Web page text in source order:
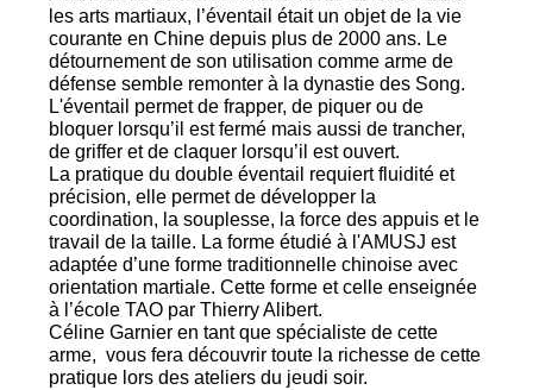
les arts martiaux, l’éventail était un objet de la vie
courante en Chine depuis plus de 2000 ans. Le
détournement de son utilisation comme arme de
défense semble remonter à la dynastie des Song.
L'éventail permet de frapper, de piquer ou de
bloquer lorsqu’il est fermé mais aussi de trancher,
de griffer et de claquer lorsqu’il est ouvert.
La pratique du double éventail requiert fluidité et
précision, elle permet de développer la
coordination, la souplesse, la force des appuis et le
travail de la taille. La forme étudié à l'AMUSJ est
adaptée d’une forme traditionnelle chinoise avec
orientation martiale. Cette forme et celle enseignée
à l’école TAO par Thierry Alibert.
Céline Garnier en tant que spécialiste de cette
arme, vous fera découvrir toute la richesse de cette
pratique lors des ateliers du jeudi soir.